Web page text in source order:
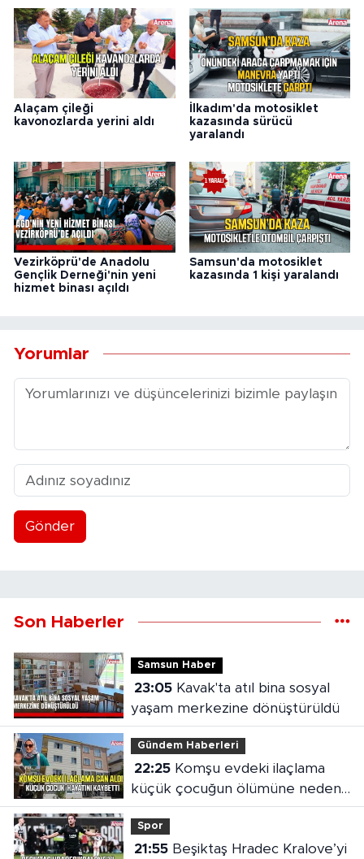
Alaçam çileği
kavonozlarda yerini aldı
İlkadım'da motosiklet
kazasında sürücü
yaralandı
Vezirköprü'de Anadolu
Gençlik Derneği'nin yeni
hizmet binası açıldı
Samsun'da motosiklet
kazasında 1 kişi yaralandı
Yorumlar
Gönder
Son Haberler
Samsun Haber
23:05Kavak'ta atıl bina sosyal
yaşam merkezine dönüştürüldü
Gündem Haberleri
22:25Komşu evdeki ilaçlama
küçük çocuğun ölümüne neden
oldu
Spor
21:55Beşiktaş Hradec Kralove’yi